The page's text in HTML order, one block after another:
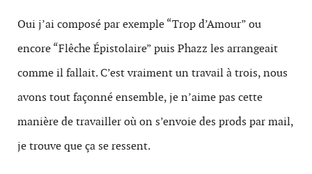
Oui j’ai composé par exemple “Trop d’Amour” ou
encore “Flêche Épistolaire” puis Phazz les arrangeait
comme il fallait. C’est vraiment un travail à trois, nous
avons tout façonné ensemble, je n’aime pas cette
manière de travailler où on s’envoie des prods par mail,
je trouve que ça se ressent.